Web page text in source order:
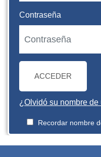
Contraseña
ACCEDER
¿Olvidó su nombre
Recordar nombre